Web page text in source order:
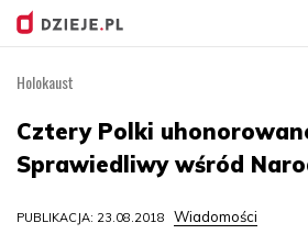
treści
Holokaust
Cztery Polki
Sprawiedliwy wśród
PUBLIKACJA: 23.08.2018 Wiadomości